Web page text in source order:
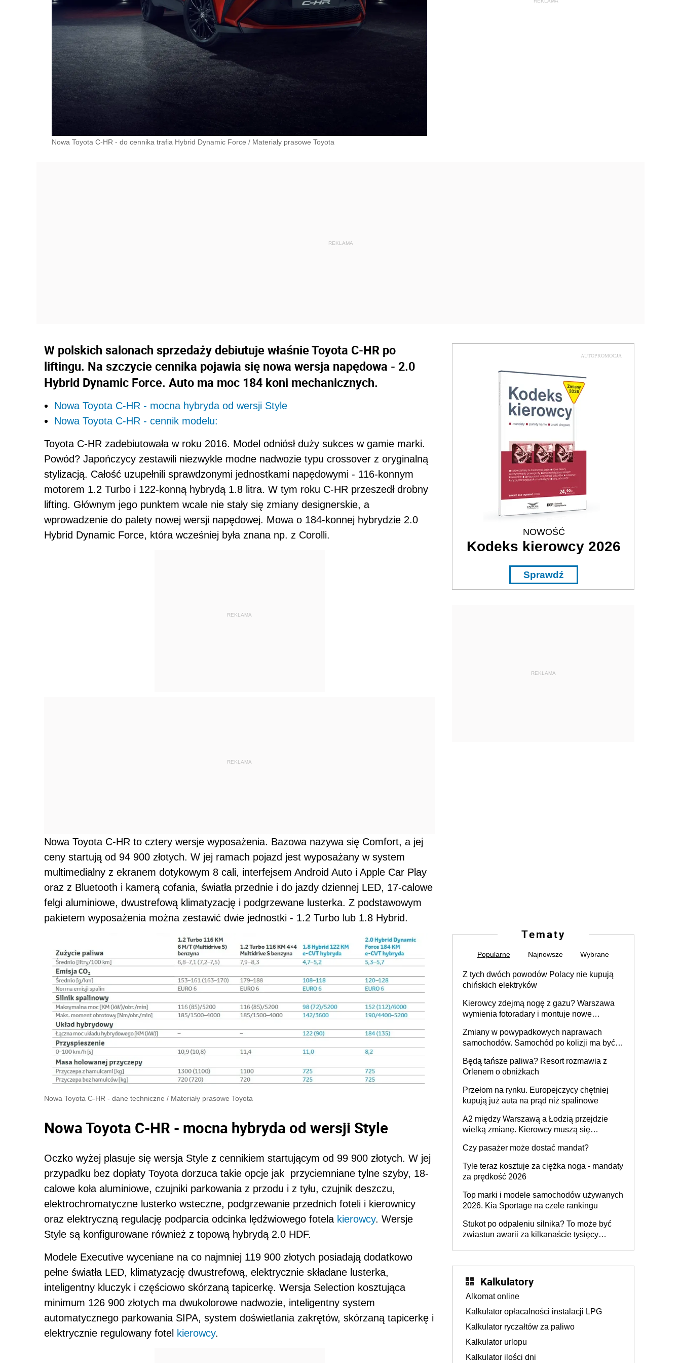
Nowa Toyota C-HR - do cennika trafia Hybrid Dynamic Force / Materiały prasowe Toyota
W polskich salonach sprzedaży debiutuje właśnie Toyota C-HR po
liftingu. Na szczycie cennika pojawia się nowa wersja napędowa - 2.0
Hybrid Dynamic Force. Auto ma moc 184 koni mechanicznych.
Nowa Toyota C-HR - mocna hybryda od wersji Style
Nowa Toyota C-HR - cennik modelu:
Toyota C-HR zadebiutowała w roku 2016. Model odniósł duży sukces w gamie marki.
Powód? Japończycy zestawili niezwykle modne nadwozie typu crossover z oryginalną
stylizacją. Całość uzupełnili sprawdzonymi jednostkami napędowymi - 116-konnym
motorem 1.2 Turbo i 122-konną hybrydą 1.8 litra. W tym roku C-HR przeszedł drobny
lifting. Głównym jego punktem wcale nie stały się zmiany designerskie, a
wprowadzenie do palety nowej wersji napędowej. Mowa o 184-konnej hybrydzie 2.0
Hybrid Dynamic Force, która wcześniej była znana np. z Corolli.
REKLAMA
REKLAMA
Nowa Toyota C-HR to cztery wersje wyposażenia. Bazowa nazywa się Comfort, a jej
ceny startują od 94 900 złotych. W jej ramach pojazd jest wyposażany w system
multimedialny z ekranem dotykowym 8 cali, interfejsem Android Auto i Apple Car Play
oraz z Bluetooth i kamerą cofania, światła przednie i do jazdy dziennej LED, 17-calowe
felgi aluminiowe, dwustrefową klimatyzację i podgrzewane lusterka. Z podstawowym
pakietem wyposażenia można zestawić dwie jednostki - 1.2 Turbo lub 1.8 Hybrid.
Nowa Toyota C-HR - dane techniczne / Materiały prasowe Toyota
Nowa Toyota C-HR - mocna hybryda od wersji Style
Oczko wyżej plasuje się wersja Style z cennikiem startującym od 99 900 złotych. W jej
przypadku bez dopłaty Toyota dorzuca takie opcje jak przyciemniane tylne szyby, 18-
calowe koła aluminiowe, czujniki parkowania z przodu i z tyłu, czujnik deszczu,
elektrochromatyczne lusterko wsteczne, podgrzewanie przednich foteli i kierownicy
oraz elektryczną regulację podparcia odcinka lędźwiowego fotela kierowcy. Wersje
Style są konfigurowane również z topową hybrydą 2.0 HDF.
Modele Executive wyceniane na co najmniej 119 900 złotych posiadają dodatkowo
pełne światła LED, klimatyzację dwustrefową, elektrycznie składane lusterka,
inteligentny kluczyk i częściowo skórzaną tapicerkę. Wersja Selection kosztująca
minimum 126 900 złotych ma dwukolorowe nadwozie, inteligentny system
automatycznego parkowania SIPA, system doświetlania zakrętów, skórzaną tapicerkę i
elektrycznie regulowany fotel kierowcy.
AUTOPROMOCJA
NOWOŚĆ
Kodeks kierowcy 2026
Sprawdź
REKLAMA
Tematy
Popularne Najnowsze Wybrane
Z tych dwóch powodów Polacy nie kupują
chińskich elektryków
Kierowcy zdejmą nogę z gazu? Warszawa
wymienia fotoradary i montuje nowe
Zmiany w powypadkowych naprawach
samochodów. Samochód po kolizji ma być
technologią producenta
Będą tańsze paliwa? Resort rozmawia z
Orlenem o obniżkach
Przełom na rynku. Europejczycy chętniej
kupują już auta na prąd niż spalinowe
A2 między Warszawą a Łodzią przejdzie
wielką zmianę. Kierowcy muszą się
Czy pasażer może dostać mandat?
Tyle teraz kosztuje za ciężka noga - mandaty
za prędkość 2026
Top marki i modele samochodów używanych
2026. Kia Sportage na czele rankingu
Stukot po odpaleniu silnika? To może być
zwiastun awarii za kilkanaście tysięcy
Kalkulatory
Alkomat online
Kalkulator opłacalności instalacji LPG
Kalkulator ryczałtów za paliwo
Kalkulator urlopu
Kalkulator ilości dni